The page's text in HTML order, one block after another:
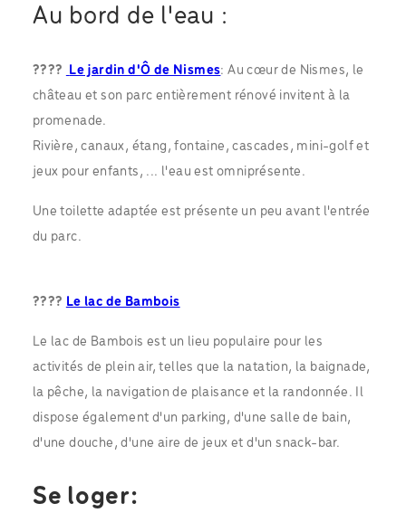
Au bord de l'eau :
???? Le jardin d'Ô de Nismes: Au cœur de Nismes, le
château et son parc entièrement rénové invitent à la
promenade.
Rivière, canaux, étang, fontaine, cascades, mini-golf et
jeux pour enfants, ... l'eau est omniprésente.
Une toilette adaptée est présente un peu avant l'entrée
du parc.
???? Le lac de Bambois
Le lac de Bambois est un lieu populaire pour les
activités de plein air, telles que la natation, la baignade,
la pêche, la navigation de plaisance et la randonnée. Il
dispose également d'un parking, d'une salle de bain,
d'une douche, d'une aire de jeux et d'un snack-bar.
Se loger: